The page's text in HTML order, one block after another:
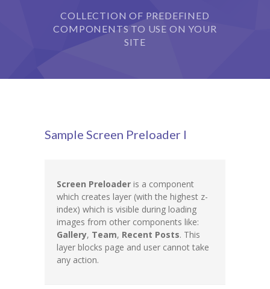
-- 企業主導型保育園とは
-- 入園手続き
アクセス・お問合せ
-- アクセス・お問合せ
求人情報
COLLECTION OF PREDEFINED
COMPONENTS TO USE ON YOUR
SITE
Sample Screen Preloader I
Screen Preloader is a component
which creates layer (with the highest z-
index) which is visible during loading
images from other components like:
Gallery, Team, Recent Posts. This
layer blocks page and user cannot take
any action.